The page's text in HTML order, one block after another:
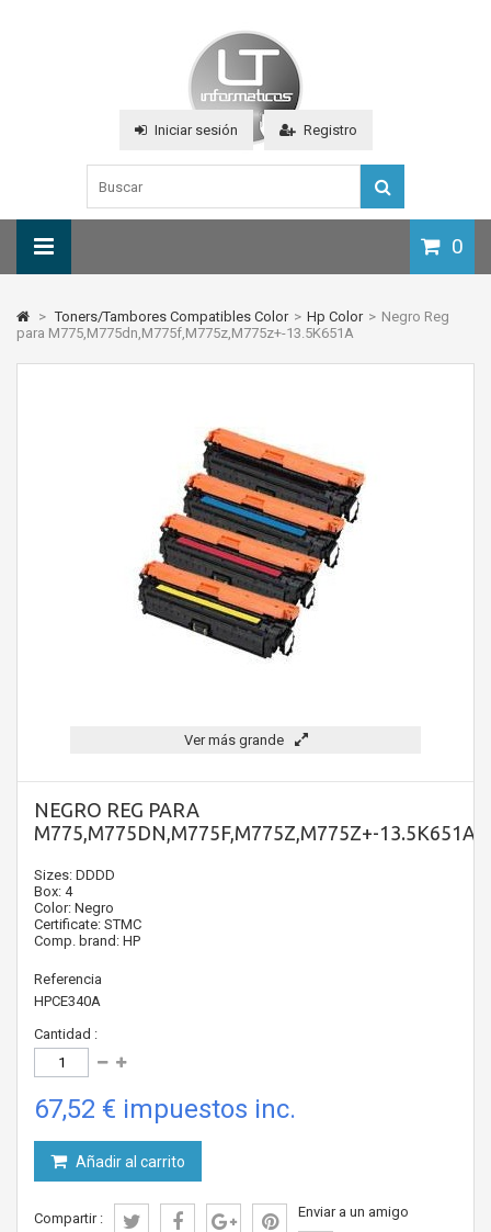
Iniciar sesión Registro
0
> Toners/Tambores Compatibles Color > Hp Color > Negro Reg
para M775,M775dn,M775f,M775z,M775z+-13.5K651A
Ver más grande
NEGRO REG PARA
M775,M775DN,M775F,M775Z,M775Z+-13.5K651A
Sizes: DDDD
Box: 4
Color: Negro
Certificate: STMC
Comp. brand: HP
Referencia
HPCE340A
Cantidad :
67,52 € impuestos inc.
Añadir al carrito
Compartir : Enviar a un amigo